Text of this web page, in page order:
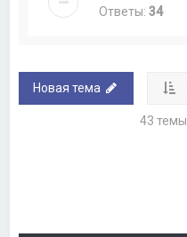
Ответы:34
Новая тема
43 темы